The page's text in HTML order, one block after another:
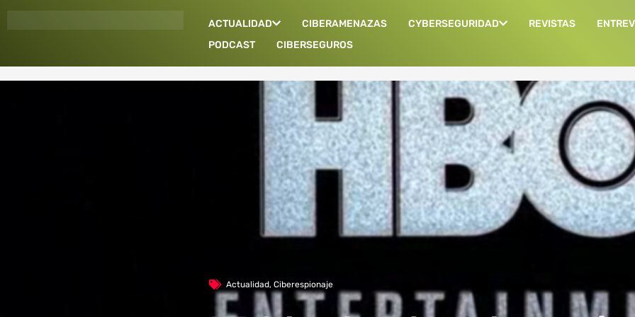
ACTUALIDAD CIBERAMENAZAS CYBERSEGURIDAD REVISTAS
PODCAST
CIBERSEGUROS
Actualidad, Ciberespionaje